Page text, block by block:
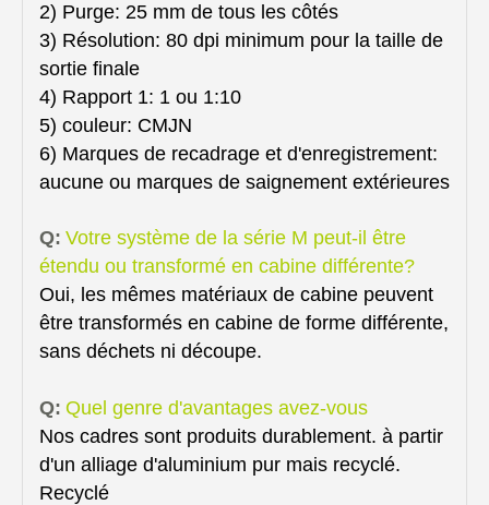
2) Purge: 25 mm de tous les côtés
3) Résolution: 80 dpi minimum pour la taille de
sortie finale
4) Rapport 1: 1 ou 1:10
5) couleur: CMJN
6) Marques de recadrage et d'enregistrement:
aucune ou marques de saignement extérieures
Q: Votre système de la série M peut-il être
étendu ou transformé en cabine différente?
Oui, les mêmes matériaux de cabine peuvent
être transformés en cabine de forme différente,
sans déchets ni découpe.
Q: Quel genre d'avantages avez-vous
Nos cadres sont produits durablement. à partir
d'un alliage d'aluminium pur mais recyclé.
Recyclé